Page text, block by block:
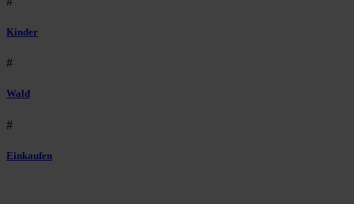
Kinder
#
Wald
#
Einkaufen